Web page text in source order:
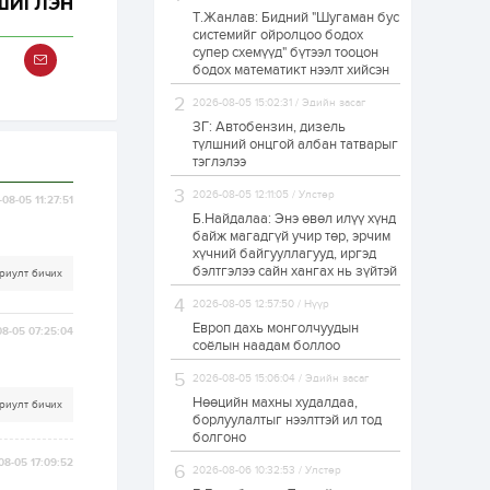
05 11:27:51
бичих
05 07:25:04
бичих
05 17:09:52
Н.Номтойбаяр:
Аймгуудад
тулгамдаж буй
асуудлуудыг долоо
хоног бүр Засгийн
газрын...
1 өдөр 0
УИХ-ын дарга
С.Бямбацогт төрийг
тахих төрийн
тахилгад оролцлоо
1 өдөр 3 0
“Хотын дарга сонсож
байна” 150150 тусгай
дугаарыг
наймдугаар сарын
1 өдөр
“Чингис хаан” олон
улсын нисэх буудал
руу нийтийн тээврийн
автобус 24 цагаар
Т.Жанлав: Бидний "Шугаман бус
системийг ойролцоо бодох
супер схемүүд" бүтээл тооцон
бодох математикт нээлт хийсэн
2026-08-05 15:02:31 / Эдийн засаг
ЗГ: Автобензин, дизель
түлшний онцгой албан татварыг
тэглэлээ
2026-08-05 12:11:05 / Улстөр
Б.Найдалаа: Энэ өвөл илүү хүнд
байж магадгүй учир төр, эрчим
хүчний байгууллагууд, иргэд
бэлтгэлээ сайн хангах нь зүйтэй
2026-08-05 12:57:50 / Нүүр
Европ дахь монголчуудын
соёлын наадам боллоо
2026-08-05 15:06:04 / Эдийн засаг
Нөөцийн махны худалдаа,
борлуулалтыг нээлттэй ил тод
болгоно
2026-08-06 10:32:53 / Улстөр